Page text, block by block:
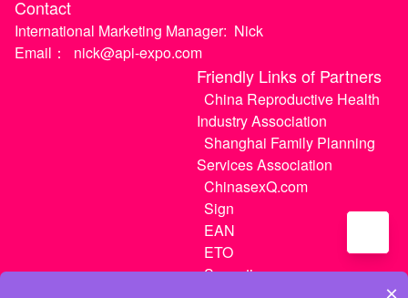
Contact
International Marketing Manager: Nick
Email：
nick@api-expo.com
Friendly Links of Partners
China Reproductive Health
Industry Association
Shanghai Family Planning
Services Association
ChinasexQ.com
Sign
EAN
ETO
Sugextions